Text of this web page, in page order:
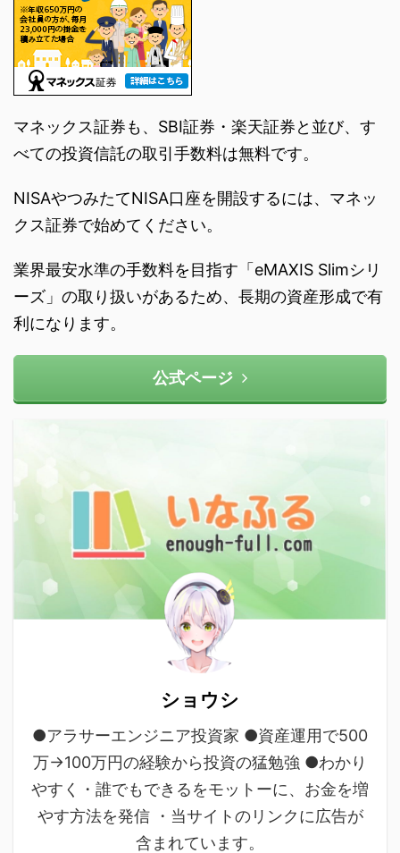
マネックス証券も、SBI証券・楽天証券と並び、す
べての投資信託の取引手数料は無料です。
NISAやつみたてNISA口座を開設するには、マネッ
クス証券で始めてください。
業界最安水準の手数料を目指す「eMAXIS Slimシリ
ーズ」の取り扱いがあるため、長期の資産形成で有
利になります。
公式ページ
ショウシ
●アラサーエンジニア投資家 ●資産運用で500
万→100万円の経験から投資の猛勉強 ●わかり
やすく・誰でもできるをモットーに、お金を増
やす方法を発信 ・当サイトのリンクに広告が
含まれています。